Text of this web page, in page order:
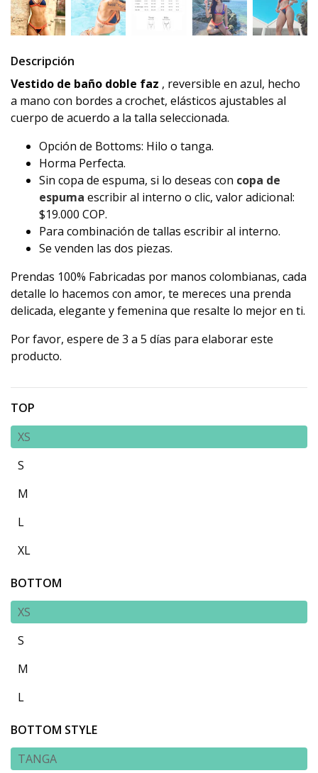
Descripción
Vestido de baño doble faz , reversible en azul, hecho
a mano con bordes a crochet, elásticos ajustables al
cuerpo de acuerdo a la talla seleccionada.
Opción de Bottoms: Hilo o tanga.
Horma Perfecta.
Sin copa de espuma, si lo deseas con copa de
espuma escribir al interno o clic, valor adicional:
$19.000 COP.
Para combinación de tallas escribir al interno.
Se venden las dos piezas.
Prendas 100% Fabricadas por manos colombianas, cada
detalle lo hacemos con amor, te mereces una prenda
delicada, elegante y femenina que resalte lo mejor en ti.
Por favor, espere de 3 a 5 días para elaborar este
producto.
TOP
XS
S
M
L
XL
BOTTOM
XS
S
M
L
BOTTOM STYLE
TANGA